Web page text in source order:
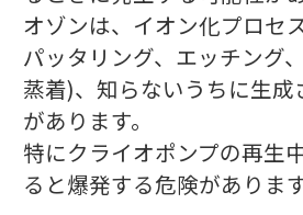
オゾンは、イオン化プロセ
パッタリング、エッチング
蒸着)、知らないうちに生成
があります。
特にクライオポンプの再生
ると爆発する危険があります